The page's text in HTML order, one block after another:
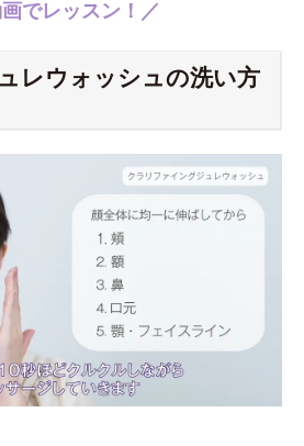
でレッスン！／
ュレウォッシュの洗い方